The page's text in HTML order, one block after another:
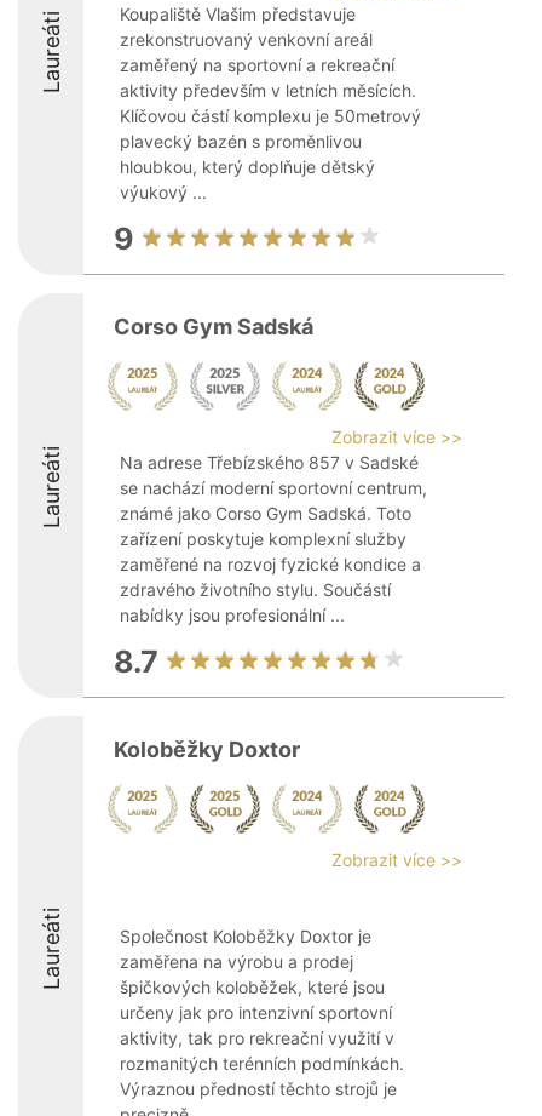
Laureáti
Koupaliště Vlašim představuje
zrekonstruovaný venkovní areál
zaměřený na sportovní a rekreační
aktivity především v letních měsících.
Klíčovou částí komplexu je 50metrový
plavecký bazén s proměnlivou
hloubkou, který doplňuje dětský
výukový ...
9
Laureáti
Corso Gym Sadská
Zobrazit více >>
Na adrese Třebízského 857 v Sadské
se nachází moderní sportovní centrum,
známé jako Corso Gym Sadská. Toto
zařízení poskytuje komplexní služby
zaměřené na rozvoj fyzické kondice a
zdravého životního stylu. Součástí
nabídky jsou profesionální ...
8.7
Laureáti
Koloběžky Doxtor
Zobrazit více >>
Společnost Koloběžky Doxtor je
zaměřena na výrobu a prodej
špičkových koloběžek, které jsou
určeny jak pro intenzivní sportovní
aktivity, tak pro rekreační využití v
rozmanitých terénních podmínkách.
Výraznou předností těchto strojů je